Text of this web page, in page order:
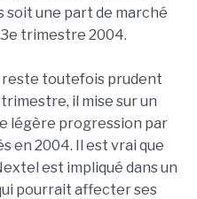
soit une part de marché
3e trimestre 2004.
reste toutefois prudent
il mise sur un
légère progression par
en 2004. Il est vrai que
est impliqué dans un
pourrait affecter ses